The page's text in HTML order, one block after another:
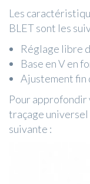
Les
BLET sont les
Réglage libre
Base en V en
Ajustement fin
Pour approfondir
traçage
suivante :